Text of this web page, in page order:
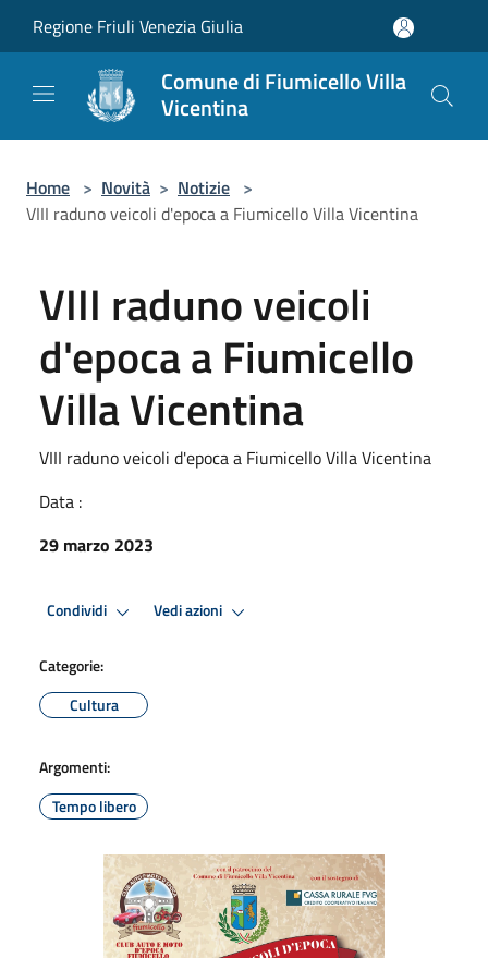
Regione Friuli Venezia Giulia
Comune di Fiumicello Villa
Vicentina
Home > Novità > Notizie >
VIII raduno veicoli d'epoca a Fiumicello Villa Vicentina
VIII raduno veicoli
d'epoca a Fiumicello
Villa Vicentina
VIII raduno veicoli d'epoca a Fiumicello Villa Vicentina
Data :
29 marzo 2023
Condividi Vedi azioni
Categorie:
Cultura
Argomenti:
Tempo libero